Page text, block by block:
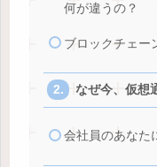
何が違うの？
ブロックチェー
なぜ今、仮想
会社員のあなた